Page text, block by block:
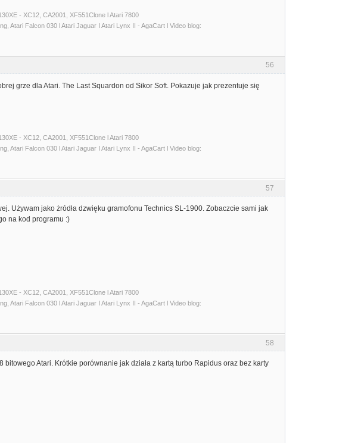
- XC12, CA2001, XF551Clone l Atari 7800
Atari Falcon 030 l Atari Jaguar I Atari Lynx II - AgaCart l Video blog:
56
grze dla Atari. The Last Squardon od Sikor Soft. Pokazuje jak prezentuje się
- XC12, CA2001, XF551Clone l Atari 7800
Atari Falcon 030 l Atari Jaguar I Atari Lynx II - AgaCart l Video blog:
57
Używam jako żródła dzwięku gramofonu Technics SL-1900. Zobaczcie sami jak
na kod programu :)
- XC12, CA2001, XF551Clone l Atari 7800
Atari Falcon 030 l Atari Jaguar I Atari Lynx II - AgaCart l Video blog:
58
Atari. Krótkie porównanie jak działa z kartą turbo Rapidus oraz bez karty